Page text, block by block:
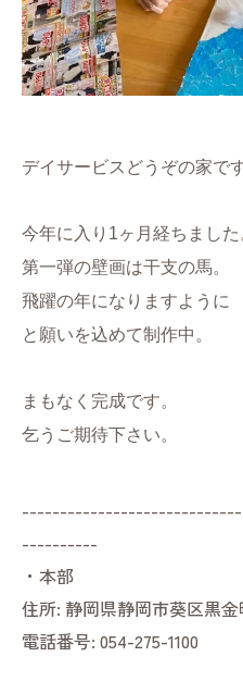
デイサービスどうぞの家です
今年に入り1ヶ月経ちました
第一弾の壁画は干支の馬。
飛躍の年になりますように
と願いを込めて制作中。
まもなく完成です。
乞うご期待下さい。
----------
・本部
住所: 静岡県静岡市葵区黒
電話番号: 054-275-1100